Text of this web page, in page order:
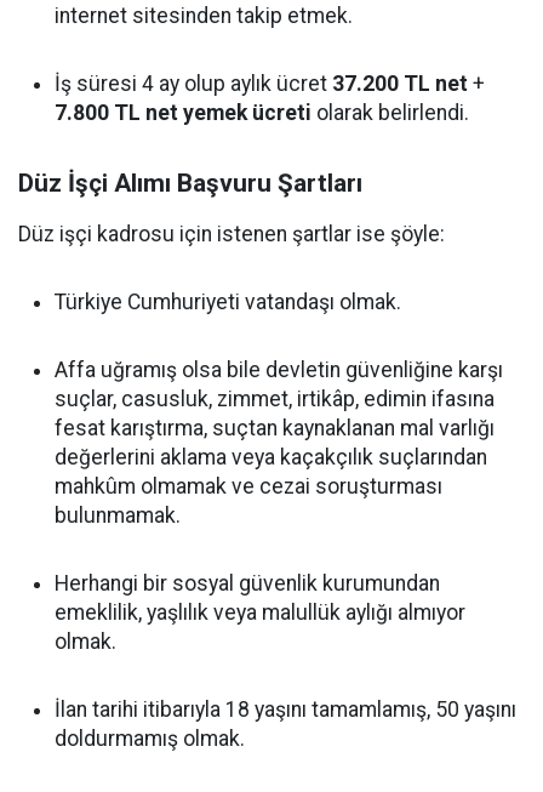
internet sitesinden takip etmek.
İş süresi 4 ay olup aylık ücret 37.200 TL net +
7.800 TL net yemek ücreti olarak belirlendi.
Düz İşçi Alımı Başvuru Şartları
Düz işçi kadrosu için istenen şartlar ise şöyle:
Türkiye Cumhuriyeti vatandaşı olmak.
Affa uğramış olsa bile devletin güvenliğine karşı
suçlar, casusluk, zimmet, irtikâp, edimin ifasına
fesat karıştırma, suçtan kaynaklanan mal varlığı
değerlerini aklama veya kaçakçılık suçlarından
mahkûm olmamak ve cezai soruşturması
bulunmamak.
Herhangi bir sosyal güvenlik kurumundan
emeklilik, yaşlılık veya malullük aylığı almıyor
olmak.
İlan tarihi itibarıyla 18 yaşını tamamlamış, 50 yaşını
doldurmamış olmak.